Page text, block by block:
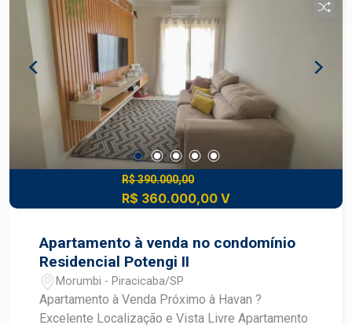
infraestrutura completa no entorno Ótima opção
para quem busca conforto, praticidade e um
imóvel pronto para morar.
R$ 390.000,00
R$ 360.000,00 V
Apartamento à venda no condomínio
Residencial Potengi II
Morumbi - Piracicaba/SP
Apartamento à Venda Próximo à Havan ?
Excelente Localização e Vista Livre Apartamento